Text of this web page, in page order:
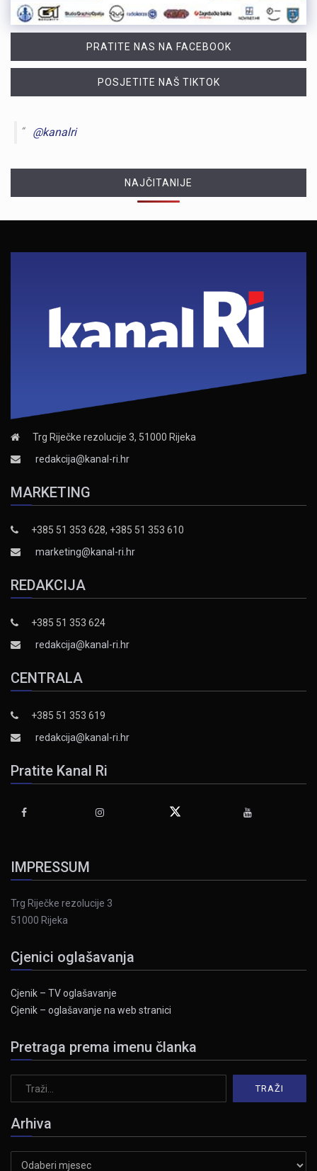
PRATITE NAS NA FACEBOOK
POSJETITE NAŠ TIKTOK
@kanalri
NAJČITANIJE
Trg Riječke rezolucije 3, 51000 Rijeka
redakcija@kanal-ri.hr
MARKETING
+385 51 353 628, +385 51 353 610
marketing@kanal-ri.hr
REDAKCIJA
+385 51 353 624
redakcija@kanal-ri.hr
CENTRALA
+385 51 353 619
redakcija@kanal-ri.hr
Pratite Kanal Ri
IMPRESSUM
Trg Riječke rezolucije 3
51000 Rijeka
Cjenici oglašavanja
Cjenik – TV oglašavanje
Cjenik – oglašavanje na web stranici
Pretraga prema imenu članka
Arhiva